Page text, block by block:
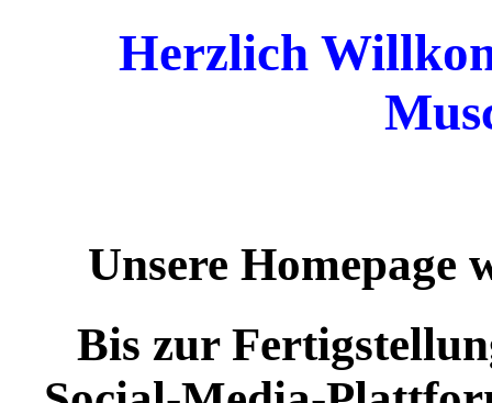
Herzlich
Unsere Homepage
Bis zur